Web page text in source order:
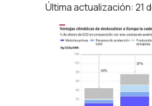
Última actualización: 21